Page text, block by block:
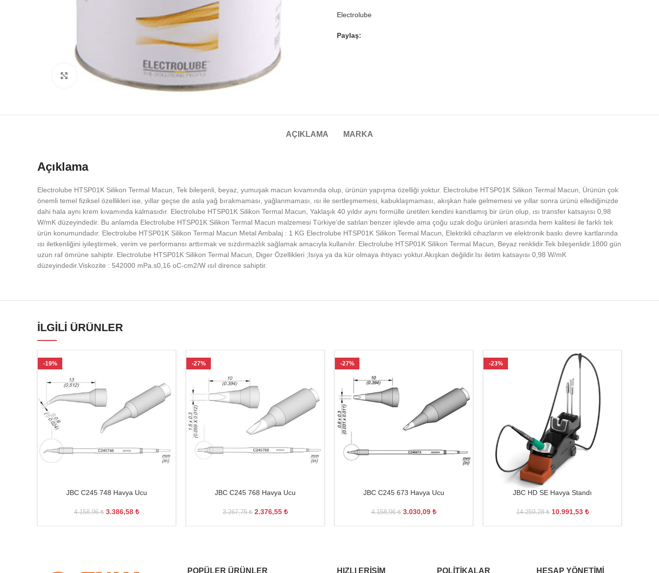
Büyütmek için tıklayın
Electrolube
Paylaş:
AÇIKLAMA MARKA
Açıklama
Electrolube HTSP01K Silikon Termal Macun, Tek bileşenli, beyaz, yumuşak macun kıvamında olup, ürünün yapışma özelliği yoktur. Electrolube HTSP01K Silikon Termal Macun, Ürünün çok
önemli temel fiziksel özellikleri ise, yıllar geçse de asla yağ bırakmaması, yağlanmaması, ısı ile sertleşmemesi, kabuklaşmaması, akışkan hale gelmemesi ve yıllar sonra ürünü ellediğinizde
dahi hala aynı krem kıvamında kalmasıdır. Electrolube HTSP01K Silikon Termal Macun, Yaklaşık 40 yıldır aynı formülle üretilen kendini kanıtlamış bir ürün olup, ısı transfer katsayısı 0,98
W/mK düzeyindedir. Bu anlamda Electrolube HTSP01K Silikon Termal Macun malzemesi Türkiye’de satılan benzer işlevde ama çoğu uzak doğu ürünleri arasında hem kalitesi ile farklı tek
ürün konumundadır. Electrolube HTSP01K Silikon Termal Macun Metal Ambalaj : 1 KG Electrolube HTSP01K Silikon Termal Macun, Elektrikli cihazların ve elektronik baskı devre kartlarında
ısı iletkenliğini iyileştirmek, verim ve performansı arttırmak ve sızdırmazlık sağlamak amacıyla kullanılır. Electrolube HTSP01K Silikon Termal Macun, Beyaz renklidir.Tek bileşenlidir.1800 gün
uzun raf ömrüne sahiptir. Electrolube HTSP01K Silikon Termal Macun, Diger Özellikleri ;Isıya ya da kür olmaya ihtiyacı yoktur.Akışkan değildir.Isı iletim katsayısı 0,98 W/mK
düzeyindedir.Viskozite : 542000 mPa.s0,16 oC-cm2/W ısıl dirence sahiptir.
İLGILI ÜRÜNLER
-19%
JBC C245 748 Havya Ucu
4.158,96₺ 3.386,58 ₺
-27%
JBC C245 768 Havya Ucu
3.267,75₺ 2.376,55 ₺
-27%
JBC C245 673 Havya Ucu
4.158,96₺ 3.030,09 ₺
-23%
JBC HD SE Havya Standı
14.259,28₺ 10.991,53 ₺
POPÜLER ÜRÜNLER HIZLI ERIŞIM POLITIKALAR HESAP YÖNETIMI